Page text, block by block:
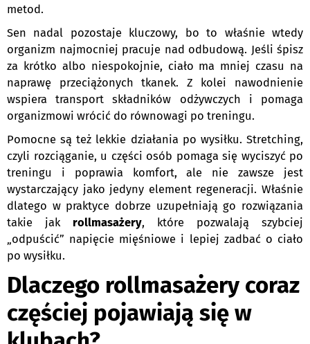
metod.
Sen nadal pozostaje kluczowy, bo to właśnie wtedy
organizm najmocniej pracuje nad odbudową. Jeśli śpisz
za krótko albo niespokojnie, ciało ma mniej czasu na
naprawę przeciążonych tkanek. Z kolei nawodnienie
wspiera transport składników odżywczych i pomaga
organizmowi wrócić do równowagi po treningu.
Pomocne są też lekkie działania po wysiłku. Stretching,
czyli rozciąganie, u części osób pomaga się wyciszyć po
treningu i poprawia komfort, ale nie zawsze jest
wystarczający jako jedyny element regeneracji. Właśnie
dlatego w praktyce dobrze uzupełniają go rozwiązania
takie jak rollmasażery, które pozwalają szybciej
„odpuścić” napięcie mięśniowe i lepiej zadbać o ciało
po wysiłku.
Dlaczego rollmasażery coraz
częściej pojawiają się w